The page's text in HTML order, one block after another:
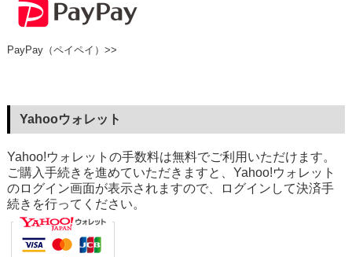
PayPay（ペイペイ）>>
Yahooウォレット
Yahoo!ウォレットの手数料は無料でご利用いただけます。
ご購入手続きを進めていただきますと、Yahoo!ウォレット
のログイン画面が表示されますので、ログインして決済手
続きを行ってください。